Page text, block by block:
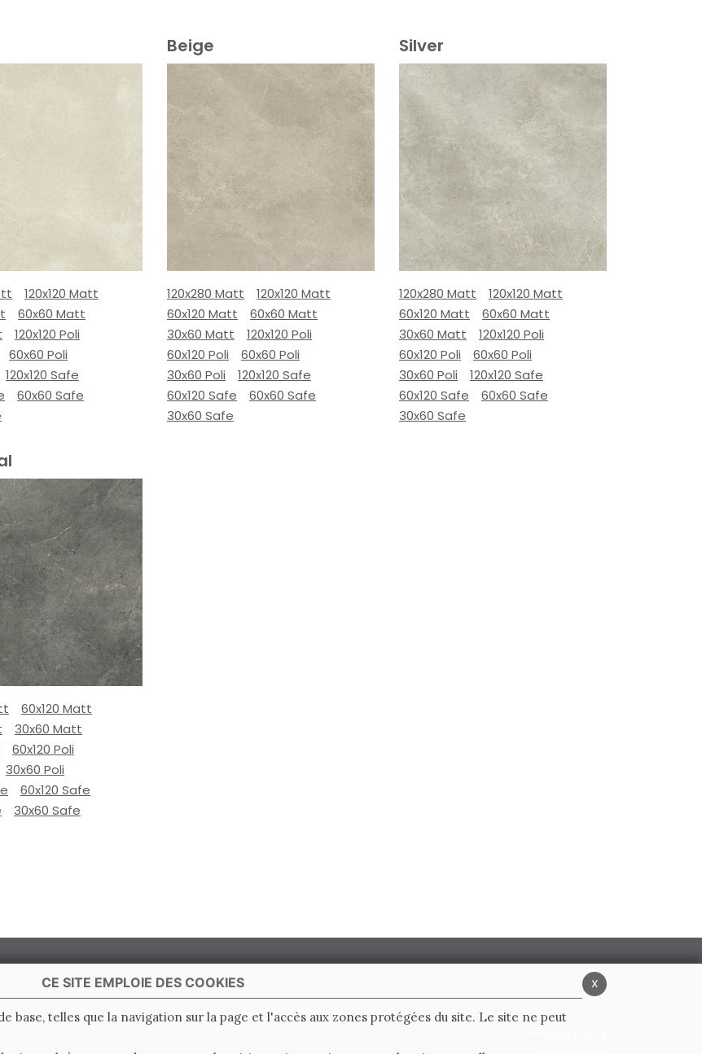
120x120 Matt
60x60 Matt
120x120 Poli
60x60 Poli
120x120 Safe
60x60 Safe
Beige
120x280 Matt
120x120 Matt
60x120 Matt
60x60 Matt
30x60 Matt
120x120 Poli
60x120 Poli
60x60 Poli
30x60 Poli
120x120 Safe
60x120 Safe
60x60 Safe
30x60 Safe
Silver
120x280 Matt
120x120 Matt
60x120 Matt
60x60 Matt
30x60 Matt
120x120 Poli
60x120 Poli
60x60 Poli
30x60 Poli
120x120 Safe
60x120 Safe
60x60 Safe
30x60 Safe
60x120 Matt
30x60 Matt
60x120 Poli
30x60 Poli
60x120 Safe
30x60 Safe
x
CE SITE EMPLOIE DES COOKIES
base, telles que la navigation sur la page et l'accès aux zones protégées du site. Le site ne peut